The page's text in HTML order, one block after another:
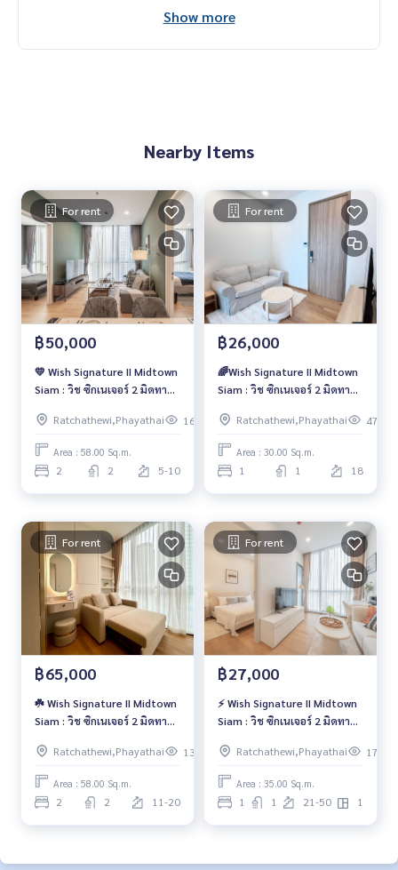
Baimint
Show more
Nearby Items
For rent
฿50,000
💛 Wish Signature II Midtown
Siam : วิช ซิกเนเจอร์ 2 มิดทาวน์
Ratchathewi,Phayathai
167
Area : 58.00 Sq.m.
2 2 5-10
For rent
฿26,000
🌈Wish Signature II Midtown
Siam : วิช ซิกเนเจอร์ 2 มิดทาวน์
Ratchathewi,Phayathai
471
Area : 30.00 Sq.m.
1 1 18
For rent
฿65,000
☘️ Wish Signature II Midtown
Siam : วิช ซิกเนเจอร์ 2 มิดทาวน์
Ratchathewi,Phayathai
138
Area : 58.00 Sq.m.
2 2 11-20
For rent
฿27,000
⚡ Wish Signature II Midtown
Siam : วิช ซิกเนเจอร์ 2 มิดทาวน์
Ratchathewi,Phayathai
171
Area : 35.00 Sq.m.
1 1 21-50 1